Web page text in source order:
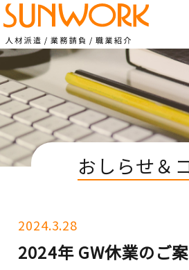
おしらせ＆
2024.3.28
2024年 GW休業のご